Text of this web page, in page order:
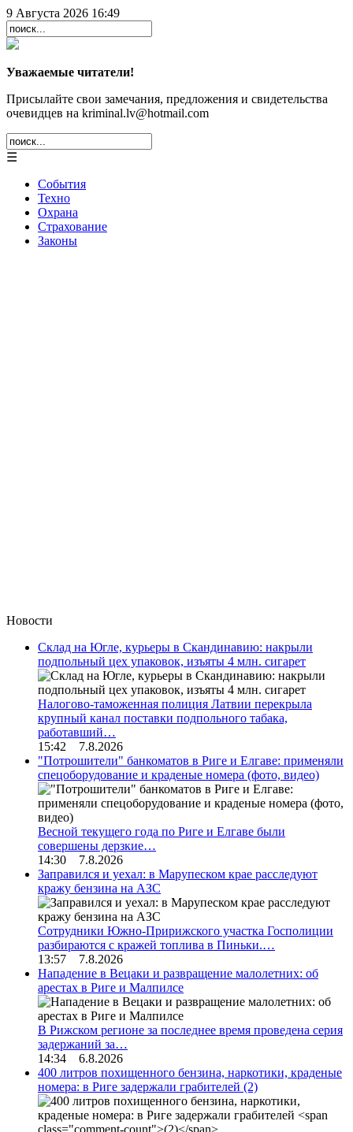
9 Августа 2026 16:49
Уважаемые читатели!
Присылайте свои замечания, предложения и свидетельства
очевидцев на kriminal.lv@hotmail.com
☰
События
Техно
Охрана
Страхование
Законы
Новости
Склад на Югле, курьеры в Скандинавию: накрыли
подпольный цех упаковок, изъяты 4 млн. сигарет
Налогово-таможенная полиция Латвии перекрыла
крупный канал поставки подпольного табака,
работавший…
15:42 7.8.2026
"Потрошители" банкоматов в Риге и Елгаве: применяли
спецоборудование и краденые номера (фото, видео)
Весной текущего года по Риге и Елгаве были
совершены дерзкие…
14:30 7.8.2026
Заправился и уехал: в Марупеском крае расследуют
кражу бензина на АЗС
Сотрудники Южно-Пририжского участка Госполиции
разбираются с кражей топлива в Пиньки.…
13:57 7.8.2026
Нападение в Вецаки и развращение малолетних: об
арестах в Риге и Малпилсе
В Рижском регионе за последнее время проведена серия
задержаний за…
14:34 6.8.2026
400 литров похищенного бензина, наркотики, краденые
номера: в Риге задержали грабителей (2)